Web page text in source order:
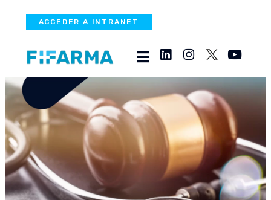
ACCEDER A INTRANET
¿Cómo impacta la ética
en el sector salud?